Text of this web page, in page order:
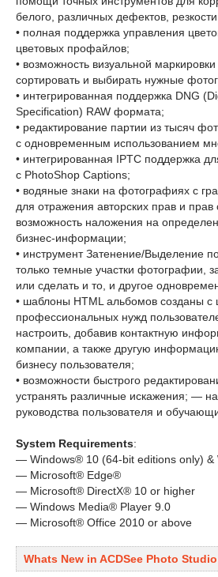
белого, различных дефектов,
• полная поддержка управления
цветовых профайлов;
• возможность визуальной
сортировать и выбирать нужные
• интегрированная поддержка DNG
Specification) RAW формата;
• редактирование партии из тысяч
с одновременным использованием
• интегрированная IPTC поддержка
с PhotoShop Captions;
• водяные знаки на фотографиях с
для отражения авторских прав и прав
возможность наложения на
бизнес-информации;
• инструмент Затенение/Выделение
только темные участки фотографии,
или сделать и то, и другое
• шаблоны HTML альбомов созданы с
профессиональных нужд
настроить, добавив контактную
компании, а также другую
бизнесу пользователя;
• возможности быстрого
устранять различные искажения; —
руководства пользователя и
System Requirements:
— Windows® 10 (64-bit editions only) &
— Microsoft® Edge®
— Microsoft® DirectX® 10 or higher
— Windows Media® Player 9.0
— Microsoft® Office 2010 or above
Whats New in ACDSee Photo